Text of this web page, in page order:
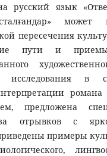
русский язык
может
пересечения
пути и
исследования в
предложена
отрывков с
примеры